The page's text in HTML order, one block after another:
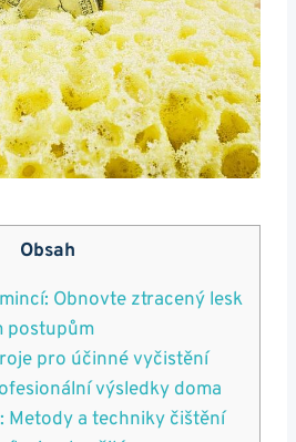
Obsah
Obnovte⁢ ztracený‌ lesk
postupům
pro účinné vyčistění‍
výsledky doma
Metody a techniky ​čištění